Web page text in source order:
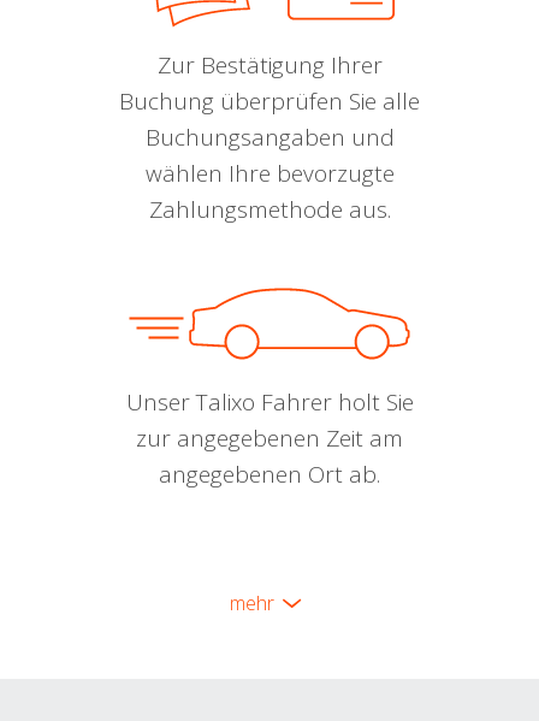
Zur Bestätigung Ihrer
Buchung überprüfen Sie alle
Buchungsangaben und
wählen Ihre bevorzugte
Zahlungsmethode aus.
Unser Talixo Fahrer holt Sie
zur angegebenen Zeit am
angegebenen Ort ab.
mehr